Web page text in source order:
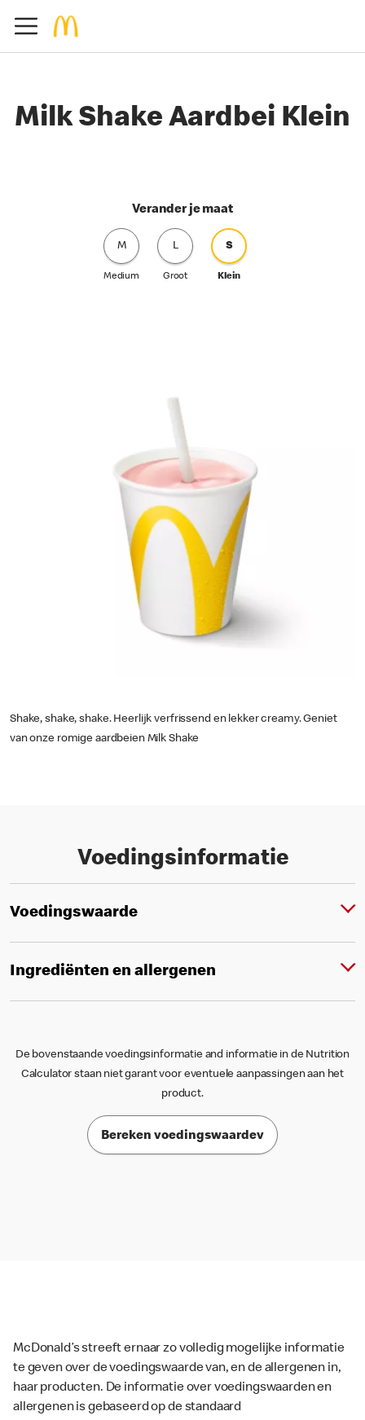
Milk Shake Aardbei Klein
Verander je maat
M
Medium
L
Groot
S
Klein
Shake, shake, shake. Heerlijk verfrissend en lekker creamy. Geniet
van onze romige aardbeien Milk Shake
Voedingsinformatie
Voedingswaarde
Ingrediënten en allergenen
De bovenstaande voedingsinformatie and informatie in de Nutrition
Calculator staan niet garant voor eventuele aanpassingen aan het
product.
Bereken voedingswaardev
McDonald’s streeft ernaar zo volledig mogelijke informatie
te geven over de voedingswaarde van, en de allergenen in,
haar producten. De informatie over voedingswaarden en
allergenen is gebaseerd op de standaard